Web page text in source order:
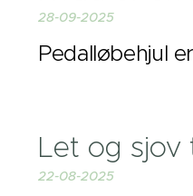
28-09-2025
Pedalløbehjul
Let og
22-08-2025